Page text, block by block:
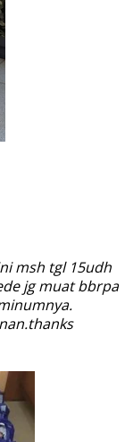
msh tgl 15udh
jg muat bbrpa